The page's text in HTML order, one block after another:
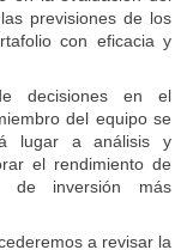
previsiones de los
con eficacia y
decisiones en el
del equipo se
lugar a análisis y
el rendimiento de
de inversión más
a revisar la